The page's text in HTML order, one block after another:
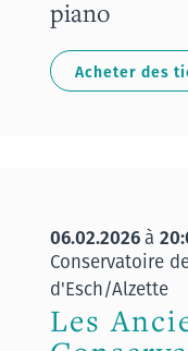
piano
Acheter des
06.02.2026à
Conservatoire
d'Esch/Alzette
Les